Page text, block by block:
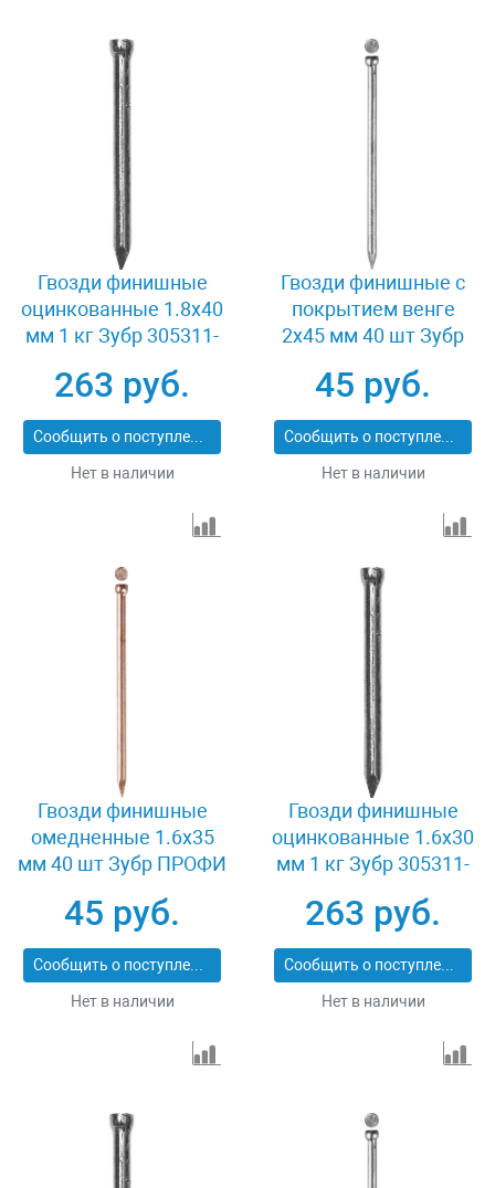
Гвозди финишные
оцинкованные 1.8x40
мм 1 кг Зубр 305311-
263 руб.
Сообщить о поступлении
Нет в наличии
Гвозди финишные с
покрытием венге
2x45 мм 40 шт Зубр
45 руб.
Сообщить о поступлении
Нет в наличии
Гвозди финишные
омедненные 1.6x35
мм 40 шт Зубр ПРОФИ
45 руб.
Сообщить о поступлении
Нет в наличии
Гвозди финишные
оцинкованные 1.6x30
мм 1 кг Зубр 305311-
263 руб.
Сообщить о поступлении
Нет в наличии